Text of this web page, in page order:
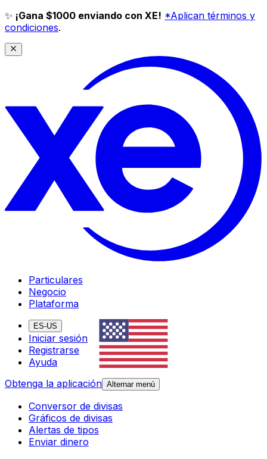
✨ ¡Gana $1000 enviando con XE! *Aplican términos y
condiciones.
Particulares
Negocio
Plataforma
ES-US
Iniciar sesión
Registrarse
Ayuda
Obtenga la aplicación Alternar menú
Conversor de divisas
Gráficos de divisas
Alertas de tipos
Enviar dinero